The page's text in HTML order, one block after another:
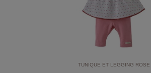
TUNIQUE ET LEGGING ROSE